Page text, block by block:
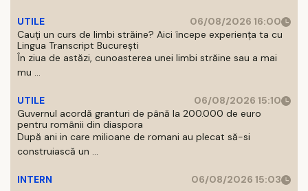
UTILE
06/08/2026 16:00
Cauți un curs de limbi străine? Aici începe experiența ta cu
Lingua Transcript București
În ziua de astăzi, cunoasterea unei limbi străine sau a mai
mu ...
UTILE
06/08/2026 15:10
Guvernul acordă granturi de până la 200.000 de euro
pentru românii din diaspora
După ani in care milioane de romani au plecat să-si
construiască un ...
INTERN 06/08/2026 15:03